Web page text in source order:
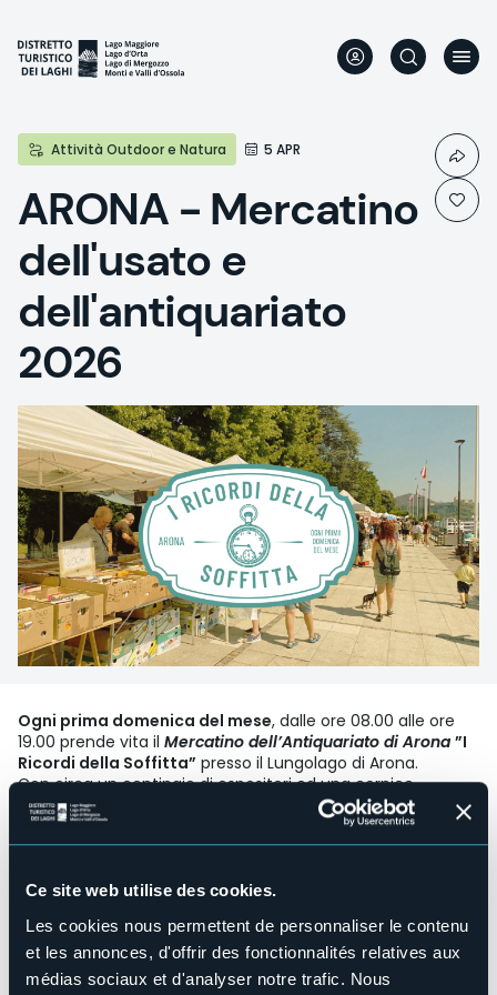
Ce site web utilise des cookies.
Les cookies nous permettent de personnaliser le contenu
et les annonces, d'offrir des fonctionnalités relatives aux
médias sociaux et d'analyser notre trafic. Nous
contenu
principal
Attività Outdoor e Natura 5 APR
ARONA - Mercatino
dell'usato e
dell'antiquariato
2026
Ogni prima domenica del mese, dalle ore 08.00 alle ore
19.00 prende vita il Mercatino dell’Antiquariato di Arona ”I
Ricordi della Soffitta” presso il Lungolago di Arona.
Con circa un centinaio di espositori ed una cornice
magnifica, il Mercatino dell'Antiquariato di Arona è uno dei
più apprezzati e piacevoli mercati del nord d'Italia.
Organisateur de l'événement
Lieu de l'événement
Lungolago Nassiriya
Téléphone
+39 0322 243601 (IAT) - +39 346 043 0009 (Mon)